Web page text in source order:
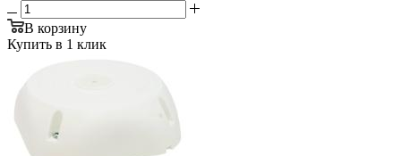
В корзину
Купить в 1 клик